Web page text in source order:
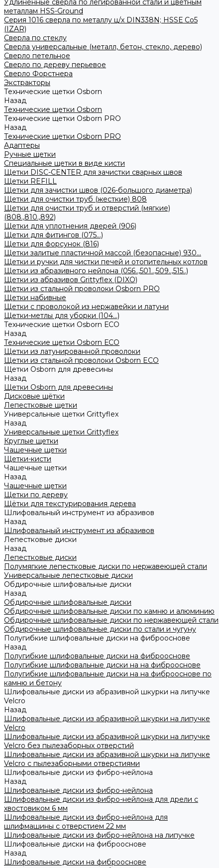
Удлиненные сверла по легированной стали и цветным
металлам HSS-Ground
Серия 1016 сверла по металлу ц/х DIN338N; HSSЕ Со5
(IZAR)
Сверла по стеклу
Сверла универсальные (металл, бетон, стекло, дерево)
Сверло петельное
Сверло по дереву перьевое
Сверло Форстнера
Экстракторы
Технические щетки Osborn
Назад
Технические щетки Osborn
Технические щетки Osborn PRO
Назад
Технические щетки Osborn PRO
Адаптеры
Ручные щетки
Специальные щетки в виде кисти
Щетки DISC-CENTER для зачистки сварных швов
Щетки REFILL
Щетки для зачистки швов (026-большого диаметра)
Щетки для очистки труб (жесткие) 808
Щетки для очистки труб и отверстий (мягкие)
(808.,810.,892)
Щетки для уплотнения дверей (906)
Щетки для фитингов (075...)
Щетки для форсунок (816)
Щетки залитые пластичной массой (безопасные) 930...
Щетки и ручки для чистки печей и отопительных котлов
Щетки из абразивного нейлона (056..,501..,509..,515..)
Щетки из абразивов Grittyflex (DIXO)
Щетки из стальной проволоки Osborn PRO
Щетки набивные
Щетки с проволокой из нержавейки и латуни
Щетки-метлы для уборки (104...)
Технические щетки Osborn ЕСО
Назад
Технические щетки Osborn ЕСО
Щетки из латунированной проволоки
Щетки из стальной проволоки Osborn ECO
Щетки Osborn для древесины
Назад
Щетки Osborn для древесины
Дисковые щётки
Лепестковые щетки
Универсальные щетки Grittyflex
Назад
Универсальные щетки Grittyflex
Круглые щетки
Чашечные щетки
Щетки-кисти
Чашечные щетки
Назад
Чашечные щетки
Щетки по дереву
Щётки для текстурирования дерева
Шлифовальный инструмент из абразивов
Назад
Шлифовальный инструмент из абразивов
Лепестковые диски
Назад
Лепестковые диски
Полумягкие лепестковые диски по нержавеющей стали
Универсальные лепестковые диски
Обдирочные шлифовальные диски
Назад
Обдирочные шлифовальные диски
Обдирочные шлифовальные диски по камню и алюминию
Обдирочные шлифовальные диски по нержавеющей стали
Обдирочные шлифовальные диски по стали и чугуну
Полугибкие шлифовальные диски на фиброоснове
Назад
Полугибкие шлифовальные диски на фиброоснове
Полугибкие шлифовальные диски на на фиброоснове
Полугибкие шлифовальные диски на на фиброоснове по
камню и бетону
Шлифовальные диски из абразивной шкурки на липучке
Velcro
Назад
Шлифовальные диски из абразивной шкурки на липучке
Velcro
Шлифовальные диски из абразивной шкурки на липучке
Velcro без пылезаборных отверстий
Шлифовальные диски из абразивной шкурки на липучке
Velcro с пылезаборными отверстиями
Шлифовальные диски из фибро-нейлона
Назад
Шлифовальные диски из фибро-нейлона
Шлифовальные диски из фибро-нейлона для дрели с
хвостовиком 6 мм
Шлифовальные диски из фибро-нейлона для
шлифмашины с отверстием 22 мм
Шлифовальные диски из фибро-нейлона на липучке
Шлифовальные диски на фиброоснове
Назад
Шлифовальные диски на фиброоснове